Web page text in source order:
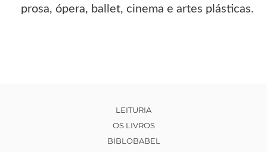
prosa, ópera, ballet, cinema e artes plásticas.
LEITURIA
OS LIVROS
BIBLOBABEL